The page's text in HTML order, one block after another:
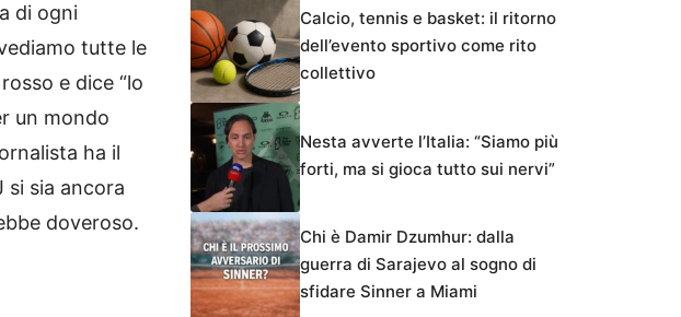
di ogni
tutte le
e dice “lo
un mondo
ha il
si sia ancora
doveroso.
Calcio, tennis e basket: il ritorno
dell’evento sportivo come rito
collettivo
Nesta avverte l’Italia: “Siamo più
forti, ma si gioca tutto sui nervi”
Chi è Damir Dzumhur: dalla
guerra di Sarajevo al sogno di
sfidare Sinner a Miami